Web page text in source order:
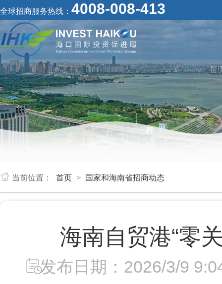
全球招商服务热线： 4008-008-413
当前位置： 首页 > 国家和海南省招商动态
海南自贸港“零
发布日期：2026/3/9